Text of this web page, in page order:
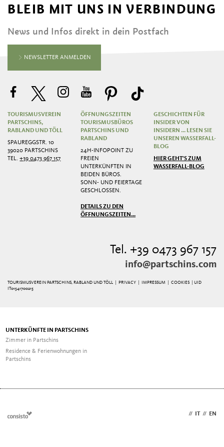
BLEIB MIT UNS IN VERBINDUNG
News und Infos direkt in dein Postfach
NEWSLETTER ANMELDEN
TOURISMUSVEREIN
PARTSCHINS,
RABLAND UND TÖLL
SPAUREGGSTR. 10
39020 PARTSCHINS
TEL.+39 0473 967 157
ÖFFNUNGSZEITEN
TOURISMUSBÜROS
PARTSCHINS UND
RABLAND
24H-INFOPOINT ZU
FREIEN
UNTERKÜNFTEN IN
BEIDEN BÜROS.
SONN- UND FEIERTAGE
GESCHLOSSEN.
DETAILS ZU DEN
ÖFFNUNGSZEITEN...
GESCHICHTEN FÜR
INSIDER VON
INSIDERN ... LESEN SIE
UNSEREN WASSERFALL-
BLOG
HIER GEHT'S ZUM
WASSERFALL-BLOG
Tel. +39 0473 967 157
info@partschins.com
TOURISMUSVEREIN PARTSCHINS, RABLAND UND TÖLL | PRIVACY IMPRESSUM |COOKIES
| UID
IT01541700215
UNTERKÜNFTE IN PARTSCHINS
Zimmer in Partschins
Residence & Ferienwohnungen in
Partschins
// // EN